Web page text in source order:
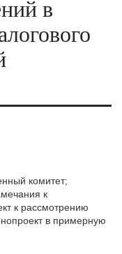
в
комитет;
к
к рассмотрению
в примерную